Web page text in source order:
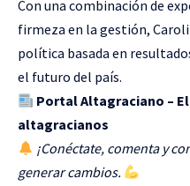
Con una combinación de
firmeza en la gestión,
política basada en
el futuro del país.
Portal Altagraciano –
altagracianos
¡Conéctate, comenta y
generar cambios.